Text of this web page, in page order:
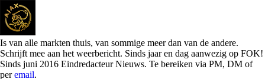
Is van alle markten thuis, van sommige meer dan van de andere.
Schrijft mee aan het weerbericht. Sinds jaar en dag aanwezig op FOK!
Sinds juni 2016 Eindredacteur Nieuws. Te bereiken via PM, DM of
peremail.